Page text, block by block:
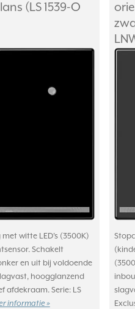
(LS 1539-O
witte LED's (3500K)
Schakelt
en uit bij voldoende
hoogglanzend
afdekraam. Serie: LS
informatie »